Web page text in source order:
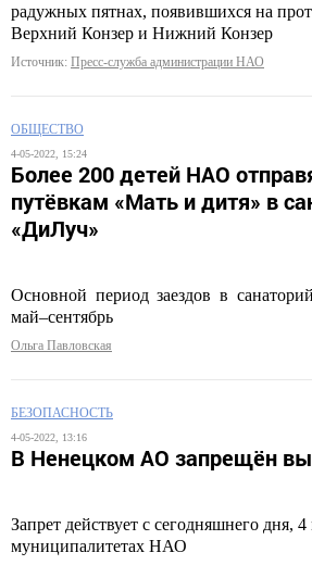
радужных пятнах, появившихся на
Верхний Конзер и Нижний Конзер
Источник: Пресс-служба администрации НАО
ОБЩЕСТВО
4-05-2022, 15:24
Более 200 детей НАО
путёвкам «Мать и дитя» в
«ДиЛуч»
Основной период заездов в
май–сентябрь
Ольга Павловская
БЕЗОПАСНОСТЬ
4-05-2022, 13:16
В Ненецком АО запрещён
Запрет действует с сегодняшнего дня, 4
муниципалитетах НАО